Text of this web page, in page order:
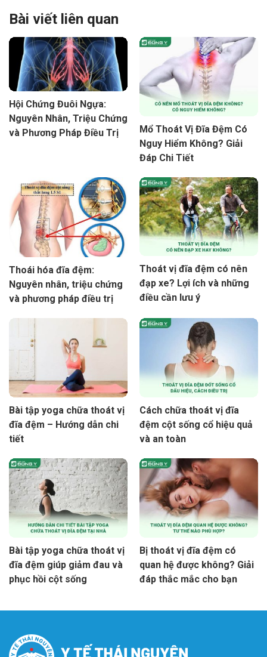
Bài viết liên quan
Hội Chứng Đuôi Ngựa:
Nguyên Nhân, Triệu Chứng
và Phương Pháp Điều Trị
Mổ Thoát Vị Đĩa Đệm Có
Nguy Hiểm Không? Giải
Đáp Chi Tiết
Thoái hóa đĩa đệm:
Nguyên nhân, triệu chứng
và phương pháp điều trị
Thoát vị đĩa đệm có nên
đạp xe? Lợi ích và những
điều cần lưu ý
Bài tập yoga chữa thoát vị
đĩa đệm – Hướng dẫn chi
tiết
Cách chữa thoát vị đĩa
đệm cột sống cổ hiệu quả
và an toàn
Bài tập yoga chữa thoát vị
đĩa đệm giúp giảm đau và
phục hồi cột sống
Bị thoát vị đĩa đệm có
quan hệ được không? Giải
đáp thắc mắc cho bạn